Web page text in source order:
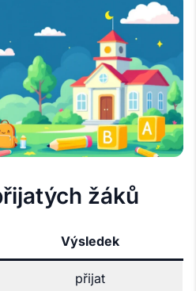
žáků
Výsledek
přijat